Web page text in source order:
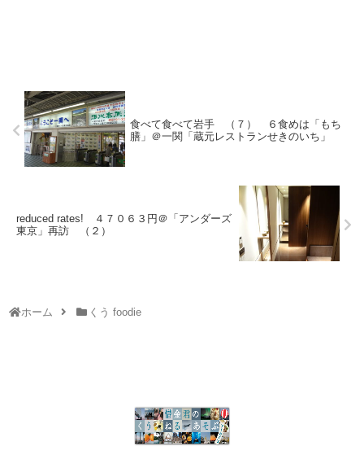
食べて食べて岩手 （７） ６食めは「もち
膳」＠一関「蔵元レストランせきのいち」
reduced rates! ４７０６３円＠「アンダーズ
東京」再訪 （２）
ホーム くう foodie